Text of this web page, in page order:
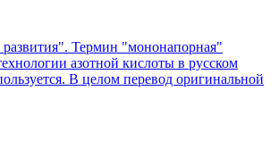
развития". Термин "мононапорная"
азотной кислоты в русском
В целом перевод оригинальной